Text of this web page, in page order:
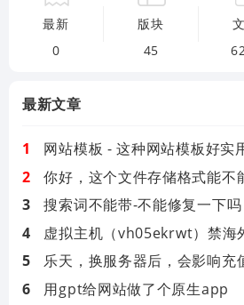
最新
0
版块
45
最新文章
网站模板 - 这种网站模板好实
你好，这个文件存储格式能不
搜索词不能带-不能修复一下吗
虚拟主机（vh05ekrwt）禁海外了
乐天，换服务器后，会影响充
用gpt给网站做了个原生app